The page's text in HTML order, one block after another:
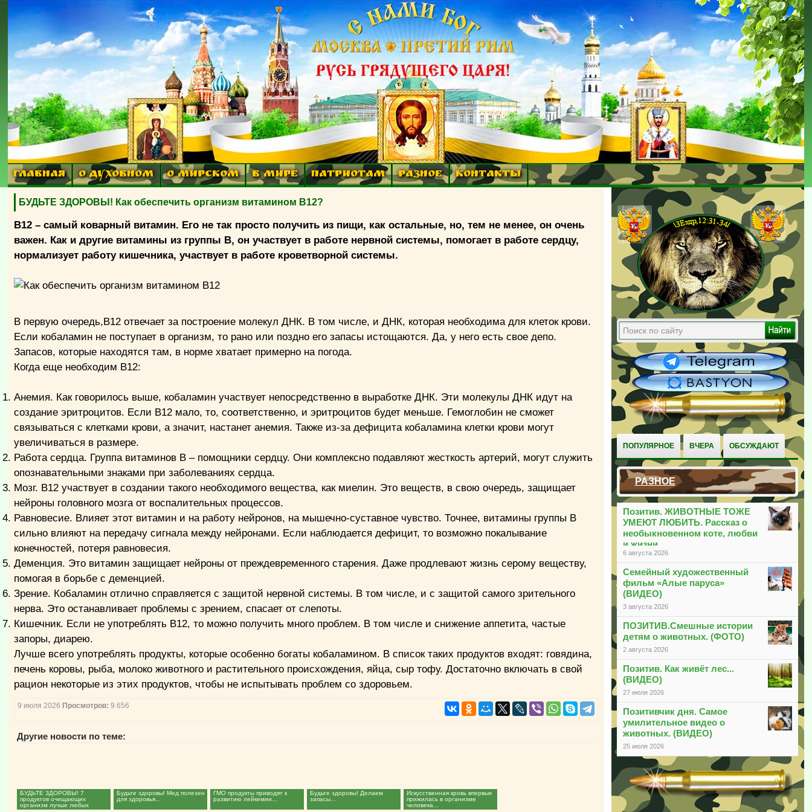
ГЛАВНАЯ О ДУХОВНОМ О МИРСКОМ В МИРЕ ПАТРИОТАМ РАЗНОЕ КОНТАКТЫ
ПОПУЛЯРНОЕ ВЧЕРА ОБСУЖДАЮТ
РАЗНОЕ
Позитив. ЖИВОТНЫЕ ТОЖЕ
УМЕЮТ ЛЮБИТЬ. Рассказ о
необыкновенном коте, любви
и жизни
6 августа 2026
Семейный художественный
фильм «Алые паруса»
(ВИДЕО)
3 августа 2026
ПОЗИТИВ.Смешные истории
детям о животных. (ФОТО)
2 августа 2026
Позитив. Как живёт лес...
(ВИДЕО)
27 июля 2026
Позитивчик дня. Самое
умилительное видео о
животных. (ВИДЕО)
25 июля 2026
БУДЬТЕ ЗДОРОВЫ! Как обеспечить организм витамином В12?
В12 – самый коварный витамин. Его не так просто получить из пищи, как остальные, но, тем не менее, он очень
важен. Как и другие витамины из группы В, он участвует в работе нервной системы, помогает в работе сердцу,
нормализует работу кишечника, участвует в работе кроветворной системы.
В первую очередь,В12 отвечает за построение молекул ДНК. В том числе, и ДНК, которая необходима для клеток крови.
Если кобаламин не поступает в организм, то рано или поздно его запасы истощаются. Да, у него есть свое депо.
Запасов, которые находятся там, в норме хватает примерно на погода.
Когда еще необходим В12:
Анемия. Как говорилось выше, кобаламин участвует непосредственно в выработке ДНК. Эти молекулы ДНК идут на
создание эритроцитов. Если В12 мало, то, соответственно, и эритроцитов будет меньше. Гемоглобин не сможет
связываться с клетками крови, а значит, настанет анемия. Также из-за дефицита кобаламина клетки крови могут
увеличиваться в размере.
Работа сердца. Группа витаминов В – помощники сердцу. Они комплексно подавляют жесткость артерий, могут служить
опознавательными знаками при заболеваниях сердца.
Мозг. В12 участвует в создании такого необходимого вещества, как миелин. Это веществ, в свою очередь, защищает
нейроны головного мозга от воспалительных процессов.
Равновесие. Влияет этот витамин и на работу нейронов, на мышечно-суставное чувство. Точнее, витамины группы В
сильно влияют на передачу сигнала между нейронами. Если наблюдается дефицит, то возможно покалывание
конечностей, потеря равновесия.
Деменция. Это витамин защищает нейроны от преждевременного старения. Даже продлевают жизнь серому веществу,
помогая в борьбе с деменцией.
Зрение. Кобаламин отлично справляется с защитой нервной системы. В том числе, и с защитой самого зрительного
нерва. Это останавливает проблемы с зрением, спасает от слепоты.
Кишечник. Если не употреблять В12, то можно получить много проблем. В том числе и снижение аппетита, частые
запоры, диарею.
Лучше всего употреблять продукты, которые особенно богаты кобаламином. В список таких продуктов входят: говядина,
печень коровы, рыба, молоко животного и растительного происхождения, яйца, сыр тофу. Достаточно включать в свой
рацион некоторые из этих продуктов, чтобы не испытывать проблем со здоровьем.
9 июля 2026 Просмотров: 9 656
Другие новости по теме:
БУДЬТЕ ЗДОРОВЫ! 7
продуктов очищающих
организм лучше любых
Будьте здоровы! Мед полезен
для здоровья...
ГМО продукты приводят к
развитию лейкемии...
Будьте здоровы! Делаем
запасы...
Искусственная кровь впервые
прижилась в организме
человека...